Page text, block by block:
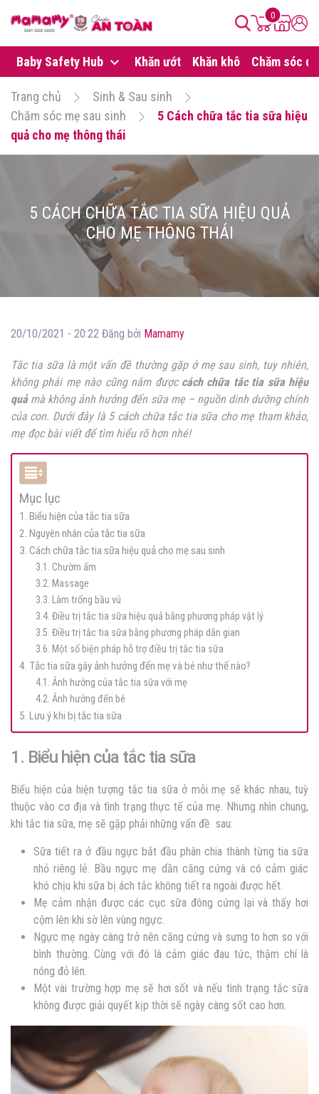
0
Baby Safety Hub Khăn ướt Khăn khô Chăm sóc da
Trang chủ
Sinh & Sau sinh
Chăm sóc mẹ sau sinh
5 Cách chữa tắc tia sữa hiệu
quả cho mẹ thông thái
5 CÁCH CHỮA TẮC TIA SỮA HIỆU QUẢ
CHO MẸ THÔNG THÁI
20/10/2021 - 20:22 Đăng bởi Mamamy
Tắc tia sữa là một vấn đề thường gặp ở mẹ sau sinh, tuy nhiên,
không phải mẹ nào cũng nắm được cách chữa tắc tia sữa hiệu
quảmà không ảnh hưởng đến sữa mẹ – nguồn dinh dưỡng chính
của con. Dưới đây là 5 cách chữa tắc tia sữa cho mẹ tham khảo,
mẹ đọc bài viết để tìm hiểu rõ hơn nhé!
Mục lục
1. Biểu hiện của tắc tia sữa
2. Nguyên nhân của tắc tia sữa
3. Cách chữa tắc tia sữa hiệu quả cho mẹ sau sinh
3.1. Chườm ấm
3.2. Massage
3.3. Làm trống bầu vú
3.4. Điều trị tắc tia sữa hiệu quả bằng phương pháp vật lý
3.5. Điều trị tắc tia sữa bằng phương pháp dân gian
3.6. Một số biện pháp hỗ trợ điều trị tắc tia sữa
4. Tắc tia sữa gây ảnh hưởng đến mẹ và bé như thế nào?
4.1. Ảnh hưởng của tắc tia sữa với mẹ
4.2. Ảnh hưởng đến bé
5. Lưu ý khi bị tắc tia sữa
1. Biểu hiện của tắc tia sữa
Biểu hiện của hiện tượng tắc tia sữa ở mỗi mẹ sẽ khác nhau, tuỳ
thuộc vào cơ địa và tình trạng thực tế của mẹ. Nhưng nhìn chung,
khi tắc tia sữa, mẹ sẽ gặp phải những vấn đề sau:
Sữa tiết ra ở đầu ngực bắt đầu phân chia thành từng tia sữa
nhỏ riêng lẻ. Bầu ngực mẹ dần căng cứng và có cảm giác
khó chịu khi sữa bị ách tắc không tiết ra ngoài được hết.
Mẹ cảm nhận được các cục sữa đông cứng lại và thấy hơi
cộm lên khi sờ lên vùng ngực.
Ngực mẹ ngày càng trở nên căng cứng và sưng to hơn so với
bình thường. Cùng với đó là cảm giác đau tức, thậm chí là
nóng đỏ lên.
Một vài trường hợp mẹ sẽ hơi sốt và nếu tình trạng tắc sữa
không được giải quyết kịp thời sẽ ngày càng sốt cao hơn.